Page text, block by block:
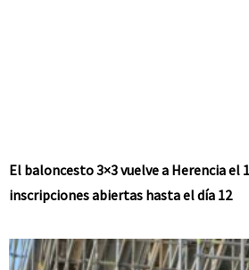
El baloncesto 3×3 vuelve a Herencia el
inscripciones abiertas hasta el día 12